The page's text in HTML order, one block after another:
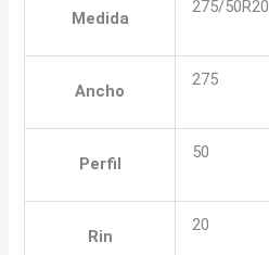
Medida
275/50R20
Ancho
275
Perfil
50
Rin
20